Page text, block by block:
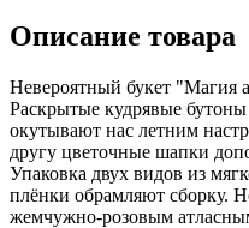
Описание товара
Невероятный букет "Магия
Раскрытые кудрявые
окутывают нас летним
другу цветочные шапки
Упаковка двух видов из
плёнки обрамляют сборку.
жемчужно-розовым